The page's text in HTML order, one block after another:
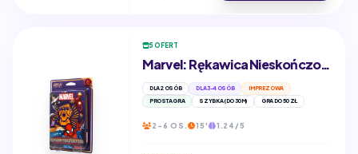
5 OFERT
Marvel: Rękawica Nieskończoności
DLA 2 OSÓB DLA 3-4 OSÓB
IMPREZOWA
PROSTA GRA
SZYBKA (DO 30M) GRA DO 50 ZŁ
2-6 OS. 15' 1.24/5